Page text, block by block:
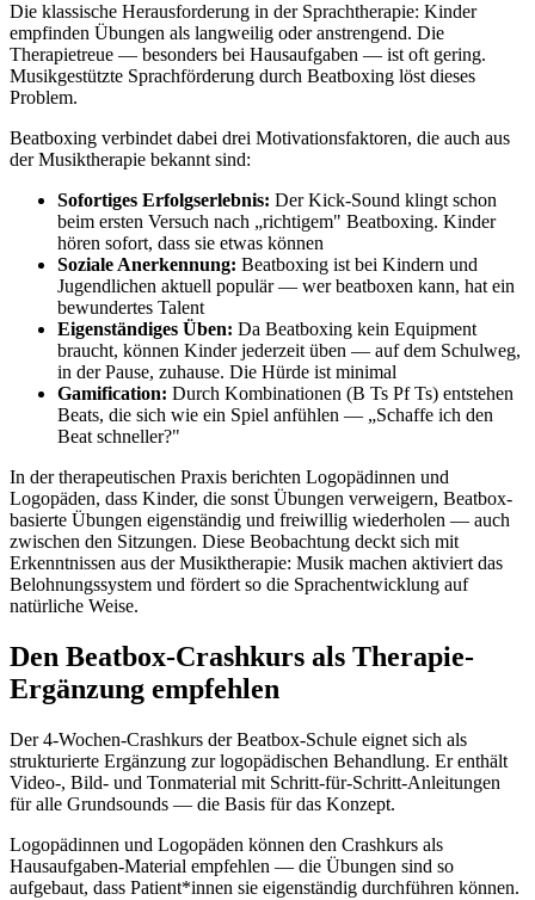
Die klassische Herausforderung in der Sprachtherapie: Kinder
empfinden Übungen als langweilig oder anstrengend. Die
Therapietreue — besonders bei Hausaufgaben — ist oft gering.
Musikgestützte Sprachförderung durch Beatboxing löst dieses
Problem.
Beatboxing verbindet dabei drei Motivationsfaktoren, die auch aus
der Musiktherapie bekannt sind:
Sofortiges Erfolgserlebnis: Der Kick-Sound klingt schon
beim ersten Versuch nach „richtigem" Beatboxing. Kinder
hören sofort, dass sie etwas können
Soziale Anerkennung: Beatboxing ist bei Kindern und
Jugendlichen aktuell populär — wer beatboxen kann, hat ein
bewundertes Talent
Eigenständiges Üben: Da Beatboxing kein Equipment
braucht, können Kinder jederzeit üben — auf dem Schulweg,
in der Pause, zuhause. Die Hürde ist minimal
Gamification: Durch Kombinationen (B Ts Pf Ts) entstehen
Beats, die sich wie ein Spiel anfühlen — „Schaffe ich den
Beat schneller?"
In der therapeutischen Praxis berichten Logopädinnen und
Logopäden, dass Kinder, die sonst Übungen verweigern, Beatbox-
basierte Übungen eigenständig und freiwillig wiederholen — auch
zwischen den Sitzungen. Diese Beobachtung deckt sich mit
Erkenntnissen aus der Musiktherapie: Musik machen aktiviert das
Belohnungssystem und fördert so die Sprachentwicklung auf
natürliche Weise.
Den Beatbox-Crashkurs als Therapie-
Ergänzung empfehlen
Der 4-Wochen-Crashkurs der Beatbox-Schule eignet sich als
strukturierte Ergänzung zur logopädischen Behandlung. Er enthält
Video-, Bild- und Tonmaterial mit Schritt-für-Schritt-Anleitungen
für alle Grundsounds — die Basis für das Konzept.
Logopädinnen und Logopäden können den Crashkurs als
Hausaufgaben-Material empfehlen — die Übungen sind so
aufgebaut, dass Patient*innen sie eigenständig durchführen können.